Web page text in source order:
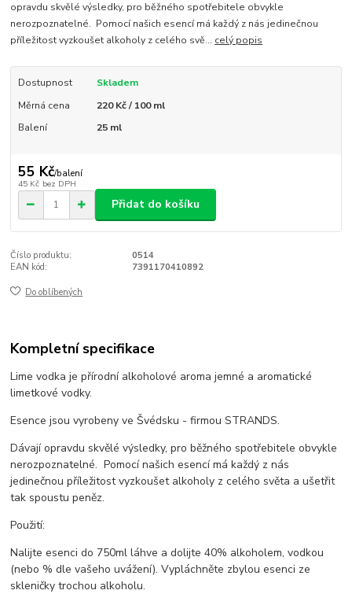
opravdu skvělé výsledky, pro běžného spotřebitele obvykle
nerozpoznatelné. Pomocí našich esencí má každý z nás jedinečnou
příležitost vyzkoušet alkoholy z celého svě... celý popis
Dostupnost
Skladem
Měrná cena
220 Kč / 100 ml
Balení
25 ml
55 Kč/balení
45 Kč bez DPH
Přidat do košíku
Číslo produktu:
0514
EAN kód:
7391170410892
Do oblíbených
Kompletní specifikace
Lime vodka je přírodní alkoholové aroma jemné a aromatické
limetkové vodky.
Esence jsou vyrobeny ve Švédsku - firmou STRANDS.
Dávají opravdu skvělé výsledky, pro běžného spotřebitele obvykle
nerozpoznatelné. Pomocí našich esencí má každý z nás
jedinečnou příležitost vyzkoušet alkoholy z celého světa a ušetřit
tak spoustu peněz.
Použití:
Nalijte esenci do 750ml láhve a dolijte 40% alkoholem, vodkou
(nebo % dle vašeho uvážení). Vypláchněte zbylou esenci ze
skleničky trochou alkoholu.